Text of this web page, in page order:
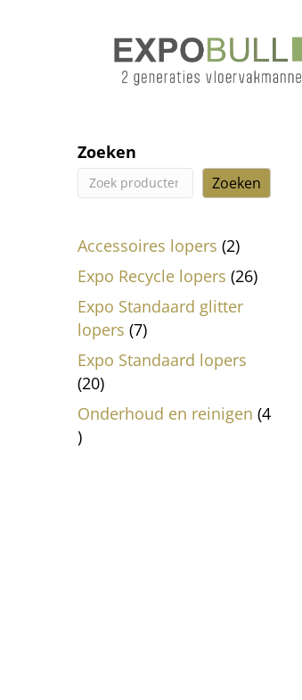
Zoeken
Zoeken
Accessoires lopers 22
producten
Expo Recycle lopers 2626
Expo Standaard glitter
lopers 77
producten
Expo Standaard lopers
2020
producten
Onderhoud en reinigen 4
4